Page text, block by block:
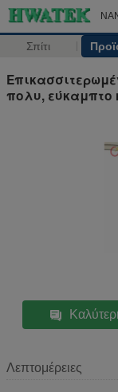
Σπίτι
πολυ, εύκαμπτο
Λεπτομέρειες